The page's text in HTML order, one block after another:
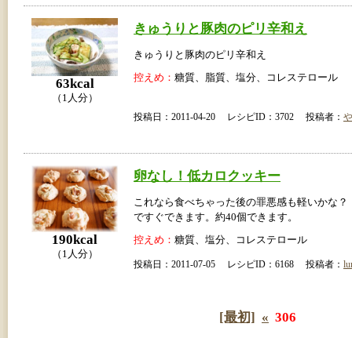
63kcal
（1人分）
きゅうりと豚肉のピリ辛和え
きゅうりと豚肉のピリ辛和え
控えめ： 糖質、脂質、塩分、コレステロール
投稿日：2011-04-20 レシピID：3702 投稿者：
190kcal
（1人分）
卵なし！低カロクッキー
これなら食べちゃった後の罪悪感も軽いかな？
ですぐできます。約40個できます。
控えめ： 糖質、塩分、コレステロール
投稿日：2011-07-05 レシピID：6168 投稿者：
[最初] « 306